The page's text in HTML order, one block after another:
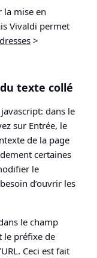
la mise en
Vivaldi permet
>
texte collé
dans le
sur Entrée, le
de la page
certaines
le
d’ouvrir les
le champ
le préfixe de
Ceci est fait